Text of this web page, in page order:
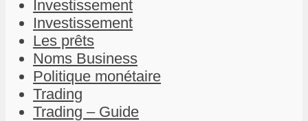
Investissement
Investissement
Les prêts
Noms Business
Politique monétaire
Trading
Trading – Guide